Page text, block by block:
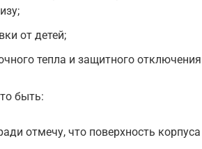
от детей;
тепла и защитного
быть:
отмечу, что поверхность